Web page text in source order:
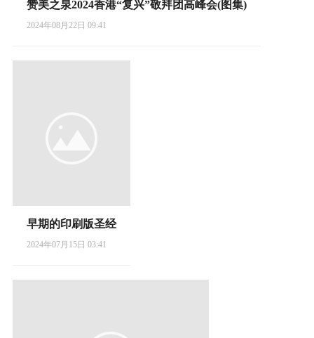
赞美之泉2024香港“复兴”敬拜团高峰会(图集)
2024年08月22日 09:41
早期的印刷版圣经
2024年07月15日 03:41